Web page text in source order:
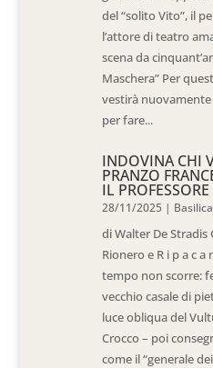
del “solito Vito”, il
l’attore di teatro
scena da
Maschera” Per
vestirà
per fare...
INDOVINA CHI
PRANZO
IL PROFESSORE
28/11/2025 |
di Walter De Stradis
Rionero e R i p a c a
tempo non scorre:
vecchio casale di
luce obliqua del
Crocco – poi
come il “generale